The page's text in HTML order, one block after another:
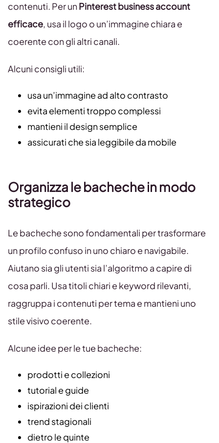
contenuti. Per unPinterest business account
efficace, usa il logo o un’immagine chiara e
coerente con gli altri canali.
Alcuni consigli utili:
usa un’immagine ad alto contrasto
evita elementi troppo complessi
mantieni il design semplice
assicurati che sia leggibile da mobile
Organizza le bacheche in modo
strategico
Le bacheche sono fondamentali per trasformare
un profilo confuso in uno chiaro e navigabile.
Aiutano sia gli utenti sia l’algoritmo a capire di
cosa parli. Usa titoli chiari e keyword rilevanti,
raggruppa i contenuti per tema e mantieni uno
stile visivo coerente.
Alcune idee per le tue bacheche:
prodotti e collezioni
tutorial e guide
ispirazioni dei clienti
trend stagionali
dietro le quinte